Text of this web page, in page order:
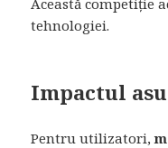
Această competiție
tehnologiei.
Impactul
Pentru utilizatori,